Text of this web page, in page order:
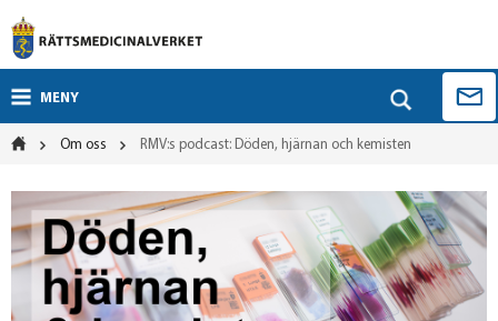
MENY
Om oss RMV:s podcast: Döden, hjärnan och kemisten